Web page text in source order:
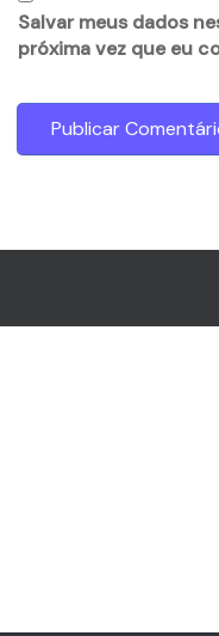
Salvar meus dados
próxima vez que eu